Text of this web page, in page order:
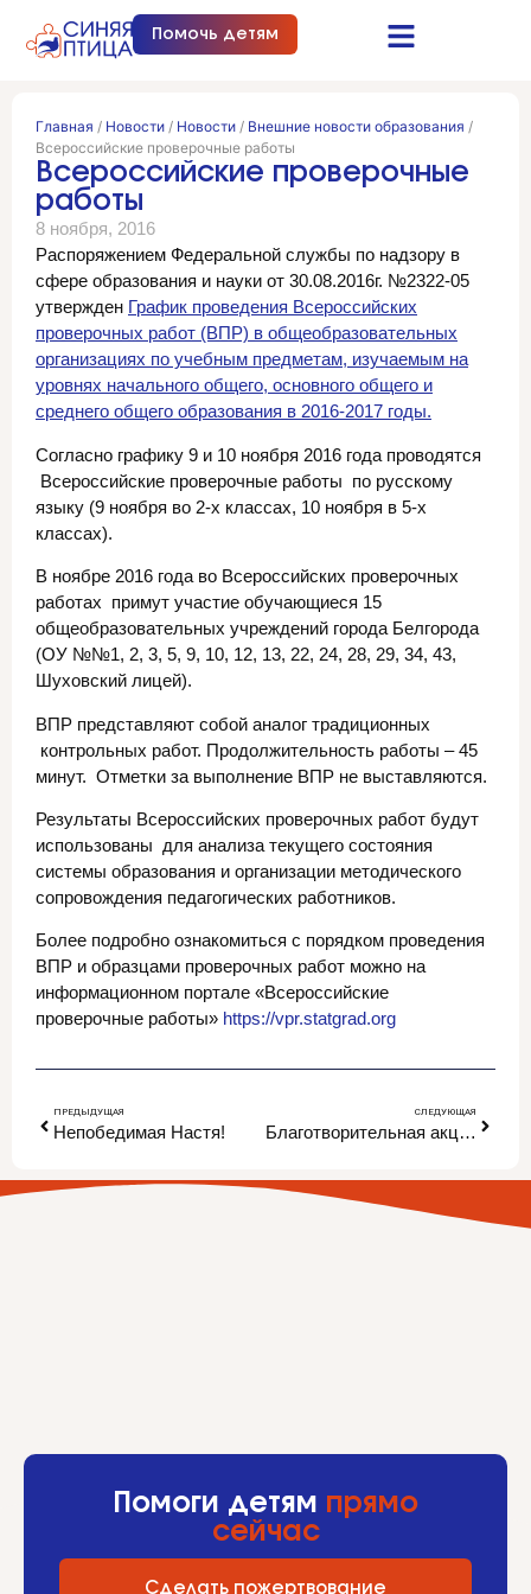
Помочь детям
Главная / Новости / Новости / Внешние новости образования /
Всероссийские проверочные работы
Всероссийские проверочные
работы
8 ноября, 2016
Распоряжением Федеральной службы по надзору в
сфере образования и науки от 30.08.2016г. №2322-05
утвержден График проведения Всероссийских
проверочных работ (ВПР) в общеобразовательных
организациях по учебным предметам, изучаемым на
уровнях начального общего, основного общего и
среднего общего образования в 2016-2017 годы.
Согласно графику 9 и 10 ноября 2016 года проводятся
Всероссийские проверочные работы по русскому
языку (9 ноября во 2-х классах, 10 ноября в 5-х
классах).
В ноябре 2016 года во Всероссийских проверочных
работах примут участие обучающиеся 15
общеобразовательных учреждений города Белгорода
(ОУ №№1, 2, 3, 5, 9, 10, 12, 13, 22, 24, 28, 29, 34, 43,
Шуховский лицей).
ВПР представляют собой аналог традиционных
контрольных работ. Продолжительность работы – 45
минут. Отметки за выполнение ВПР не выставляются.
Результаты Всероссийских проверочных работ будут
использованы для анализа текущего состояния
системы образования и организации методического
сопровождения педагогических работников.
Более подробно ознакомиться с порядком проведения
ВПР и образцами проверочных работ можно на
информационном портале «Всероссийские
проверочные работы» https://vpr.statgrad.org
ПРЕДЫДУЩАЯ
Непобедимая Настя!
СЛЕДУЮЩАЯ
Благотворительная акция «Белый цветок»
Помоги детям прямо
сейчас
Сделать пожертвование